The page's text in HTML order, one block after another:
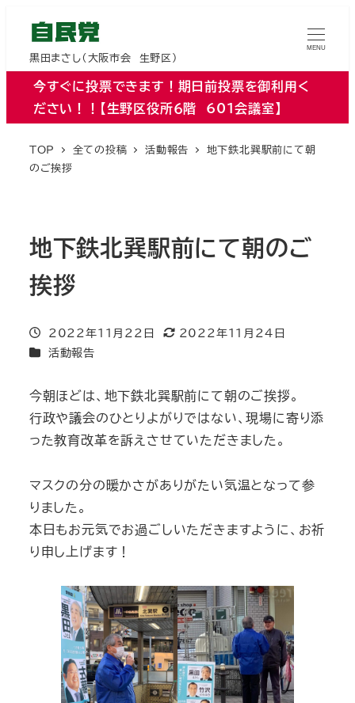
黒田まさし（大阪市会 生野区）
MENU
今すぐに投票できます！期日前投票を御利用く
ださい！！【生野区役所６階 601会議室】
TOP 全ての投稿 活動報告
地下鉄北巽駅前にて朝
のご挨拶
地下鉄北巽駅前にて朝のご
挨拶
投稿日
2022年11月22日
更新日
2022年11月24日
カテゴリー
活動報告
今朝ほどは、地下鉄北巽駅前にて朝のご挨拶。
行政や議会のひとりよがりではない、現場に寄り添
った教育改革を訴えさせていただきました。
マスクの分の暖かさがありがたい気温となって参
りました。
本日もお元気でお過ごしいただきますように、お祈
り申し上げます！